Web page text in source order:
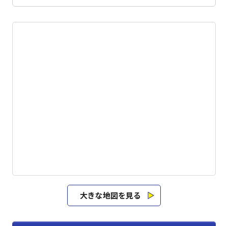
大きな地図を見る